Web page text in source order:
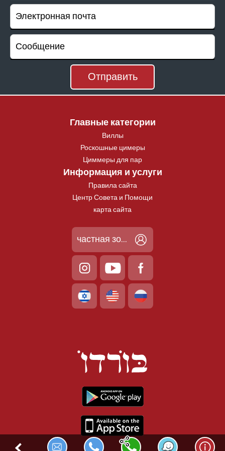
Главные категории
Виллы
Роскошные цимеры
Циммеры для пар
Информация и услуги
Правила сайта
Центр Совета и Помощи
карта сайта
частная зона